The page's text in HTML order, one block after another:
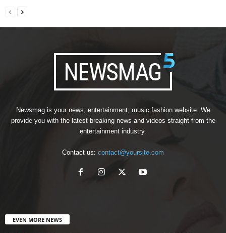
Newsmag is your news, entertainment, music fashion website. We
provide you with the latest breaking news and videos straight from the
entertainment industry.
Contact us: contact@yoursite.com
EVEN MORE NEWS